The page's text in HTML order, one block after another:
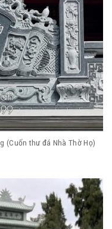
(Cuốn thư đá Nhà Thờ Họ)